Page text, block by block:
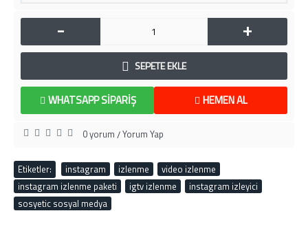
- +
SEPETE EKLE
HEMEN AL
WHATSAPP SIPARIŞ
0 yorum /Yorum Yap
Etiketler: instagram izlenme video izlenme
instagram izlenme paketi
igtv izlenme instagram izleyici
sosyetic sosyal medya